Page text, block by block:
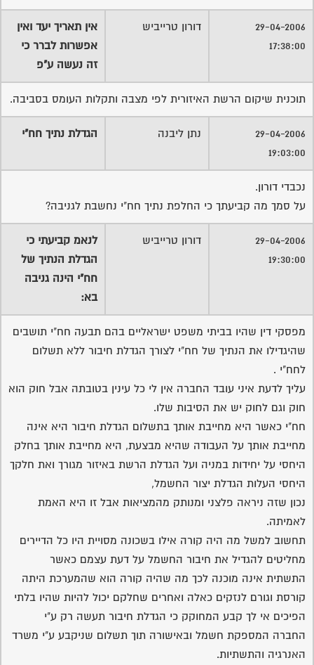
29-04-2006
17:38:00
דורון טרייביש
אין תאריך יעד ואין
אפשרות לברר כי
זה נעשה ע"פ
תוכנית שיקום הרשת האיזורית לפי מצבה ותקלות העומס בסביבה.
29-04-2006
19:03:00
נתן ליבנה הגדלת נתיך חח"י
נכבדי דורון.
על סמך מה קביעתך כי החלפת נתיך חח"י נחשבת לגניבה?
29-04-2006
19:30:00
דורון טרייביש
לנאמ קביעתי כי
הגדלת הנתיך של
חח"י הינה גניבה
בא:
מפסקי דין שהיו בביתי משפט ישראליים בהם תבעה חח"י תושבים
שהיגדילו את הנתיך של חח"י לצורך הגדלת חיבור ללא תשלום
לחח"י .
עליך לדעת איני עובד החברה אין לי כל עינין בטובתה אבל חוק הוא
חוק וגם לחוק יש את הסיבות שלו.
חח"י כאשר היא מחייבת אותך בתשלום הגדלת חיבור היא אינה
מחייבת אותך על העבודה שהיא מבצעת, היא מחייבת אותך בחלק
היחסי על יחידות במניה ועל הגדלת הרשת באיזור מגורך ואת חלקך
היחסי העלות הגדלת יצור החשמל,
נכון שזה ניראה פלצני ומנותק מהמציאות אבל זו היא האמת
לאמיתה.
תחשוב למשל מה היה קורה אילו בשכונה מסויית היו כל הדיירים
מחליטים להגדיל את חיבור החשמל על דעת עצמם כאשר
התשתית אינה מוכנה לכך מה שהיה קורה הוא שהמערכת היתה
קורסת וגורם לנזקים כאלה ואחרים שחלקם יכול להיות שהיו בלתי
הפיכים אי לך קבע המחוקק כי הגדלת חיבור תעשה רק ע"י
החברה המספקת חשמל ובאישורה תוך תשלום שניקבע ע"י משרד
האנרגיה והתשתיות.